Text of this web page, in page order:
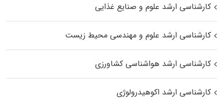
کارشناسی ارشد علوم و صنایع غذایی
کارشناسی ارشد علوم و مهندسی محیط زیست
کارشناسی ارشد هواشناسی کشاورزی
کارشناسی ارشد اکوهیدرولوژی